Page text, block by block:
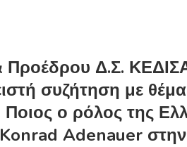
Προέδρου Δ.Σ.
συζήτηση με
ο ρόλος της
Adenauer